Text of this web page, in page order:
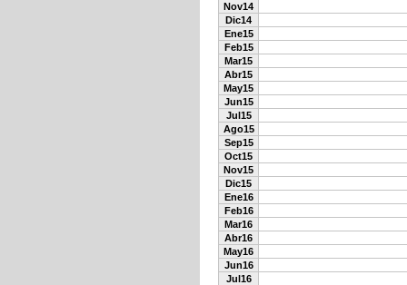
Nov14
Dic14
Ene15
Feb15
Mar15
Abr15
May15
Jun15
Jul15
Ago15
Sep15
Oct15
Nov15
Dic15
Ene16
Feb16
Mar16
Abr16
May16
Jun16
Jul16